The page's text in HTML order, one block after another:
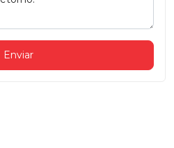
Enviar